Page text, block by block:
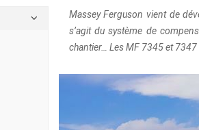
Massey Ferguson vient de
s’agit du système de
chantier… Les MF 7345 et 7347